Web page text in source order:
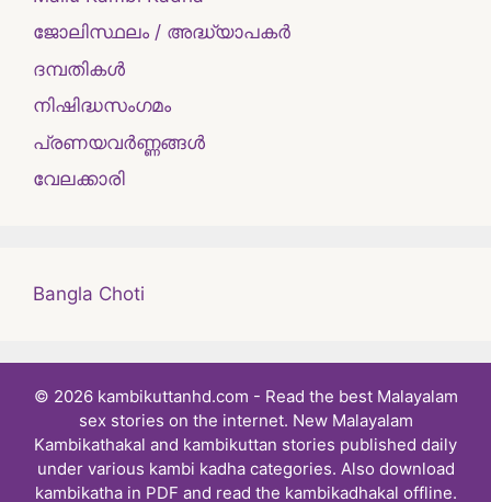
ജോലിസ്ഥലം / അദ്ധ്യാപകർ
ദമ്പതികള്‍
നിഷിദ്ധസംഗമം
പ്രണയവർണ്ണങ്ങൾ
വേലക്കാരി
Bangla Choti
© 2026 kambikuttanhd.com - Read the best Malayalam
sex stories on the internet. New Malayalam
Kambikathakal and kambikuttan stories published daily
under various kambi kadha categories. Also download
kambikatha in PDF and read the kambikadhakal offline.